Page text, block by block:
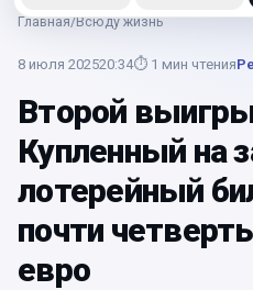
Главная/Всюду жизнь
8 июля 202520:34⏱ 1 мин чтения
Второй
Купленный на
лотерейный
почти
евро